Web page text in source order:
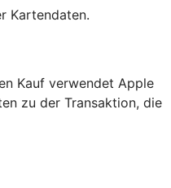
Kartendaten.
Kauf verwendet Apple
zu der Transaktion, die